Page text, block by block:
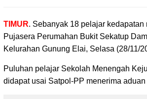
TIMUR. Sebanyak 18 pelajar kedapatan
Pujasera Perumahan Bukit Sekatup
Kelurahan Gunung Elai, Selasa (28/11/
Puluhan pelajar Sekolah Menengah
didapat usai Satpol-PP menerima